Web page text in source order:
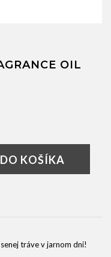
OIL
DO KOŠÍKA
tráve v jarnom dni!